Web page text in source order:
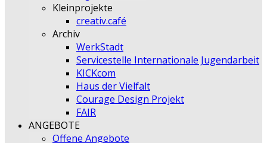
Kleinprojekte
creativ.café
Archiv
WerkStadt
Servicestelle Internationale Jugendarbeit
KICKcom
Haus der Vielfalt
Courage Design Projekt
FAIR
ANGEBOTE
Offene Angebote